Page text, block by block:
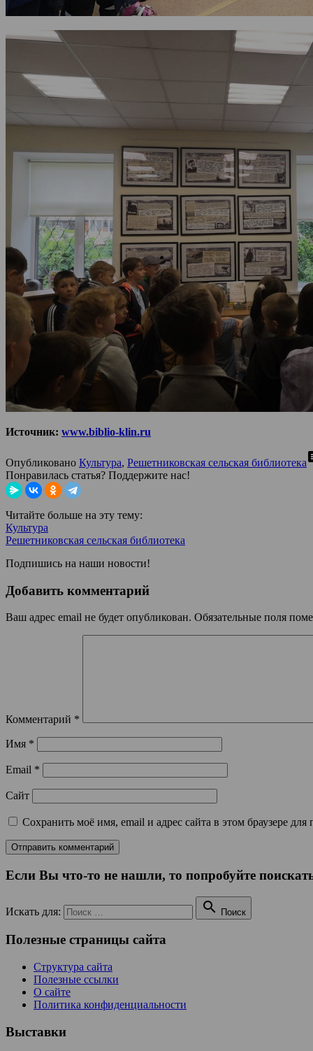
Источник: www.biblio-klin.ru
Опубликовано Культура, Решетниковская сельская библиотека
Понравилась статья? Поддержите нас!
Читайте больше на эту тему:
Культура
Решетниковская сельская библиотека
Подпишись на наши новости!
Добавить комментарий
Ваш адрес email не будет опубликован. Обязательные поля
Комментарий *
Имя *
Email *
Сайт
Сохранить моё имя, email и адрес сайта в этом браузере
Если Вы что-то не нашли, то попробуйте
Искать для:  Поиск
Полезные страницы сайта
Структура сайта
Полезные ссылки
О сайте
Политика конфиденциальности
Выставки